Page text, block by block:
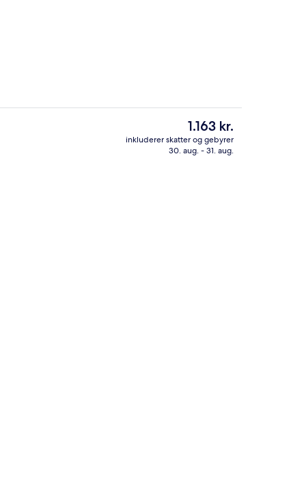
Skrivebord, mørklægningsgardiner,
Den
nuværende
pris
1.163 kr.
inkluderer skatter og gebyrer
30. aug. - 31. aug.